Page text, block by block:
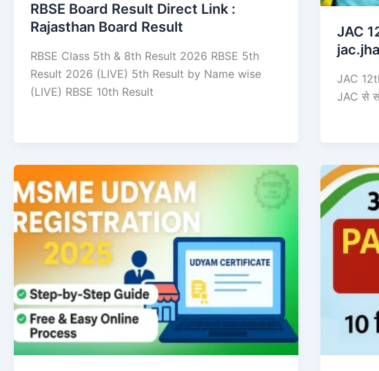
RBSE Board Result Direct Link : ​
Rajasthan Board Result
RBSE Class 5th & 8th Result 2026 RBSE 5th
Result 2026 (LIVE) 5th Result by Name wise
(LIVE) RBSE 10th Result
JAC
JAC
JAC से